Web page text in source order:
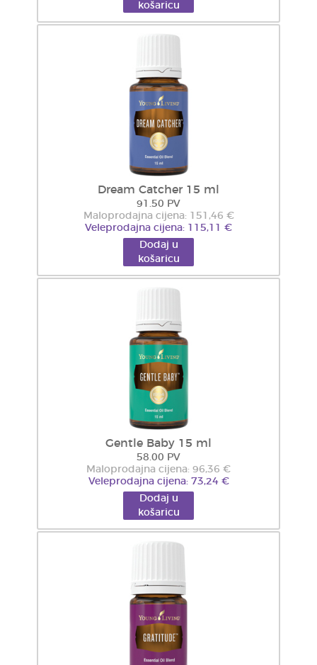
košaricu
Dream Catcher 15 ml
91.50 PV
Maloprodajna cijena: 151,46 €
Veleprodajna cijena: 115,11 €
Dodaj u
košaricu
Gentle Baby 15 ml
58.00 PV
Maloprodajna cijena: 96,36 €
Veleprodajna cijena: 73,24 €
Dodaj u
košaricu